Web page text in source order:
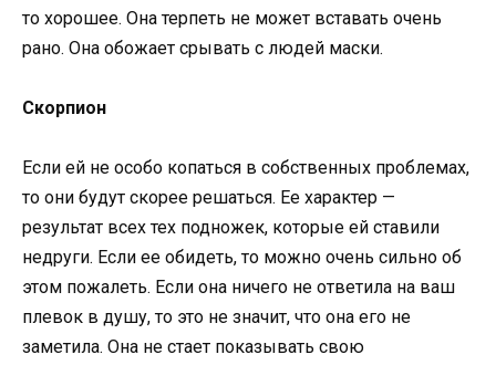
то хорошее. Она терпеть не может вставать очень
рано. Она обожает срывать с людей маски.
Скорпион
Если ей не особо копаться в собственных проблемах,
то они будут скорее решаться. Ее характер —
результат всех тех подножек, которые ей ставили
недруги. Если ее обидеть, то можно очень сильно об
этом пожалеть. Если она ничего не ответила на ваш
плевок в душу, то это не значит, что она его не
заметила. Она не стает показывать свою